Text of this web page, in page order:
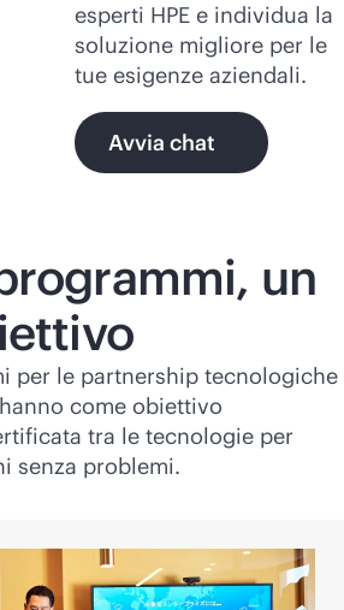
esperti HPE e individua la
soluzione migliore per le
tue esigenze aziendali.
Avvia chat
un
per le partnership tecnologiche
come obiettivo
tra le tecnologie per
senza problemi.